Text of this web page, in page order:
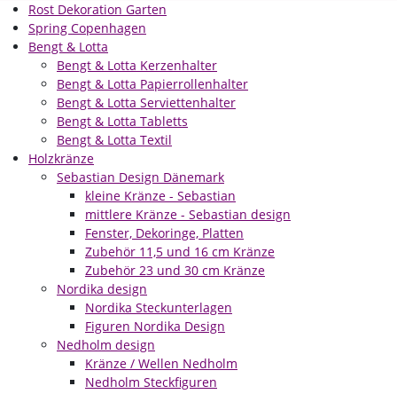
Rost Dekoration Garten
Spring Copenhagen
Bengt & Lotta
Bengt & Lotta Kerzenhalter
Bengt & Lotta Papierrollenhalter
Bengt & Lotta Serviettenhalter
Bengt & Lotta Tabletts
Bengt & Lotta Textil
Holzkränze
Sebastian Design Dänemark
kleine Kränze - Sebastian
mittlere Kränze - Sebastian design
Fenster, Dekoringe, Platten
Zubehör 11,5 und 16 cm Kränze
Zubehör 23 und 30 cm Kränze
Nordika design
Nordika Steckunterlagen
Figuren Nordika Design
Nedholm design
Kränze / Wellen Nedholm
Nedholm Steckfiguren